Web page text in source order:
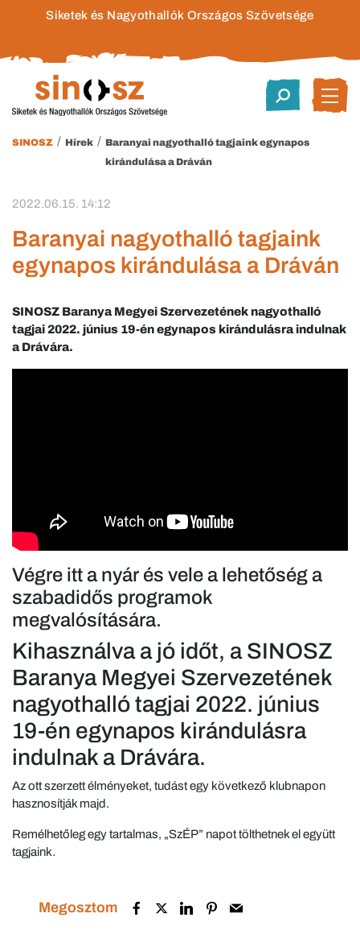
Siketek és Nagyothallók Országos Szövetsége
SINOSZ / Hírek / Baranyai nagyothalló tagjaink egynapos
kirándulása a Dráván
2022.06.15. 14:12
Baranyai nagyothalló tagjaink
egynapos kirándulása a Dráván
SINOSZ Baranya Megyei Szervezetének nagyothalló
tagjai 2022. június 19-én egynapos kirándulásra indulnak
a Drávára.
Végre itt a nyár és vele a lehetőség a
szabadidős programok
megvalósítására.
Kihasználva a jó időt, a SINOSZ
Baranya Megyei Szervezetének
nagyothalló tagjai 2022. június
19-én egynapos kirándulásra
indulnak a Drávára.
Az ott szerzett élményeket, tudást egy következő klubnapon
hasznosítják majd.
Remélhetőleg egy tartalmas, „SzÉP” napot tölthetnek el együtt
tagjaink.
Megosztom